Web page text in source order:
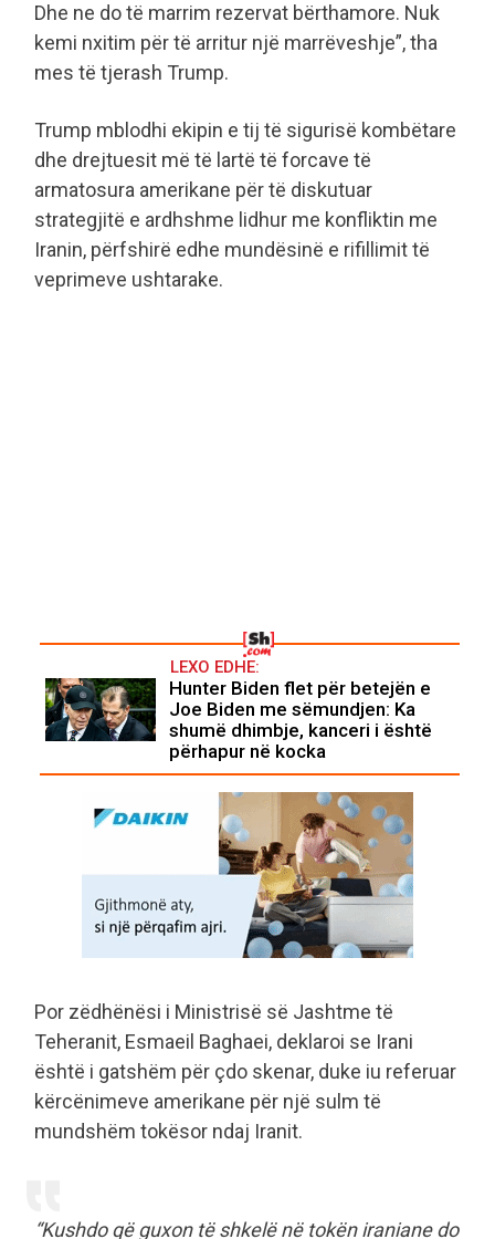
Dhe ne do të marrim rezervat bërthamore. Nuk
kemi nxitim për të arritur një marrëveshje”, tha
mes të tjerash Trump.
Trump mblodhi ekipin e tij të sigurisë kombëtare
dhe drejtuesit më të lartë të forcave të
armatosura amerikane për të diskutuar
strategjitë e ardhshme lidhur me konfliktin me
Iranin, përfshirë edhe mundësinë e rifillimit të
veprimeve ushtarake.
LEXO EDHE:
Hunter Biden flet për betejën e
Joe Biden me sëmundjen: Ka
shumë dhimbje, kanceri i është
përhapur në kocka
Por zëdhënësi i Ministrisë së Jashtme të
Teheranit, Esmaeil Baghaei, deklaroi se Irani
është i gatshëm për çdo skenar, duke iu referuar
kërcënimeve amerikane për një sulm të
mundshëm tokësor ndaj Iranit.
“Kushdo që guxon të shkelë në tokën iraniane do